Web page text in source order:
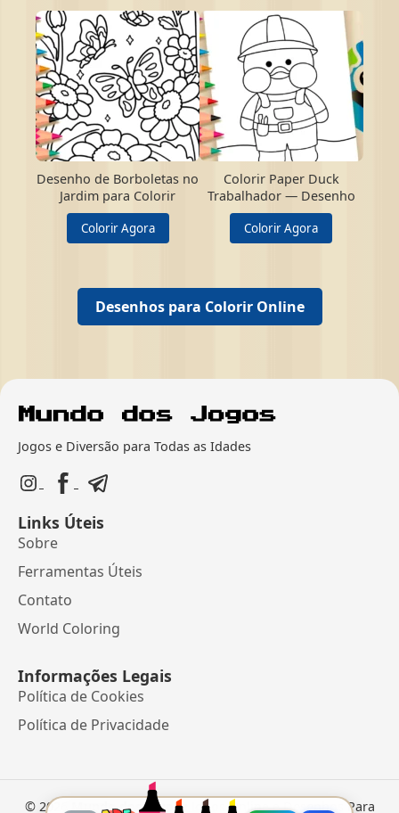
Desenho de Borboletas no
Jardim para Colorir
Colorir Agora
Colorir Paper Duck
Trabalhador — Desenho
Colorir Agora
Desenhos para Colorir Online
Jogos e Diversão para Todas as Idades
Links Úteis
Sobre
Ferramentas Úteis
Contato
World Coloring
Informações Legais
Política de Cookies
Política de Privacidade
© 2026 Mundo dos Jogos• Jogos Online e Desenhos Para